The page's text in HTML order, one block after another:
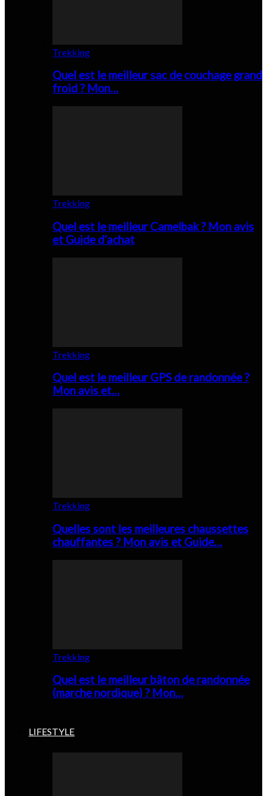
Trekking
Quel est le meilleur sac de couchage grand
froid ? Mon…
Trekking
Quel est le meilleur Camelbak ? Mon avis
et Guide d’achat
Trekking
Quel est le meilleur GPS de randonnée ?
Mon avis et…
Trekking
Quelles sont les meilleures chaussettes
chauffantes ? Mon avis et Guide…
Trekking
Quel est le meilleur bâton de randonnée
(marche nordique) ? Mon…
LIFESTYLE